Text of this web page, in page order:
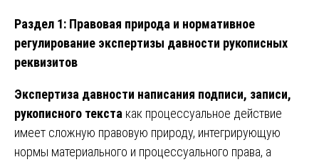
Раздел 1: Правовая природа и нормативное
регулирование экспертизы давности рукописных
реквизитов
Экспертиза давности написания подписи, записи,
рукописного текста как процессуальное действие
имеет сложную правовую природу, интегрирующую
нормы материального и процессуального права, а